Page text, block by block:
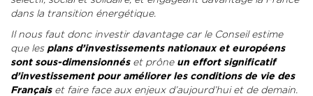
dans la transition énergétique.
Il nous faut donc investir davantage car le Conseil estime
que les plans d’investissements nationaux et européens
sont sous-dimensionnéset prône un effort significatif
d’investissement pour améliorer les conditions de vie des
Françaiset faire face aux enjeux d’aujourd’hui et de demain.